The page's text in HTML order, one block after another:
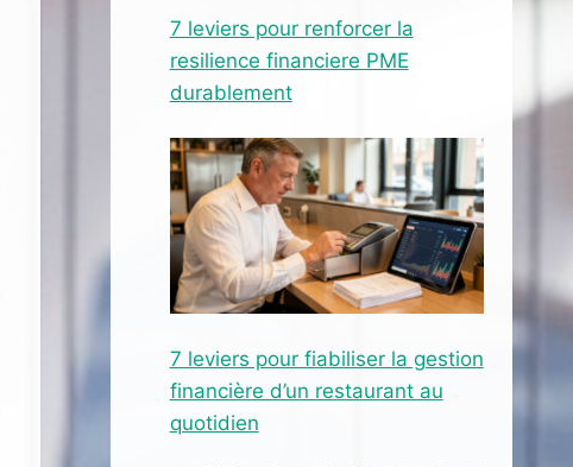
7 leviers pour renforcer la
resilience financiere PME
durablement
7 leviers pour fiabiliser la gestion
financière d’un restaurant au
quotidien